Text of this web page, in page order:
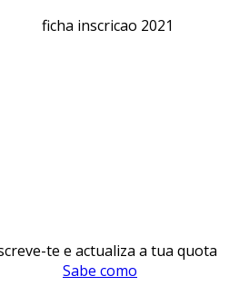
te e actualiza a tua quota
Sabe como